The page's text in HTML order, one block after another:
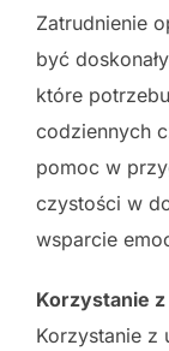
Zatrudnienie
być
które
codziennych
pomoc w
czystości w
wsparcie
Korzystanie
Korzystanie z